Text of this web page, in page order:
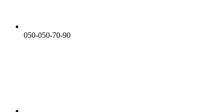
050-050-70-90